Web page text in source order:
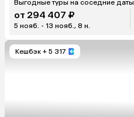
Выгодные туры на соседние даты
от 294 407 ₽
5 нояб. - 13 нояб., 8 н.
Кешбэк + 5 317